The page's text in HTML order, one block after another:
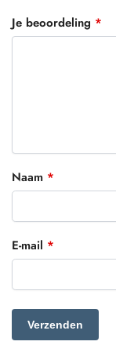
Je beoordeling *
Naam *
E-mail *